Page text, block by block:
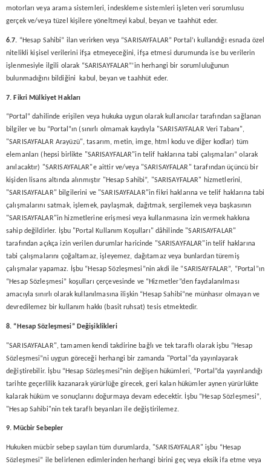
motorları veya arama sistemleri, indeskleme sistemleri işleten veri sorumlusu
gerçek ve/veya tüzel kişilere yöneltmeyi kabul, beyan ve taahhüt eder.
6.7. “Hesap Sahibi” ilan verirken veya “SARISAYFALAR” Portal’ı kullandığı esnada özel
nitelikli kişisel verilerini ifşa etmeyeceğini, ifşa etmesi durumunda ise bu verilerin
işlenmesiyle ilgili olarak “SARISAYFALAR”’in herhangi bir sorumluluğunun
bulunmadığını bildiğini kabul, beyan ve taahhüt eder.
7. Fikri Mülkiyet Hakları
“Portal” dahilinde erişilen veya hukuka uygun olarak kullanıcılar tarafından sağlanan
bilgiler ve bu “Portal”ın (sınırlı olmamak kaydıyla "SARISAYFALAR Veri Tabanı",
"SARISAYFALAR Arayüzü", tasarım, metin, imge, html kodu ve diğer kodlar) tüm
elemanları (hepsi birlikte "SARISAYFALAR"in telif haklarına tabi çalışmaları” olarak
anılacaktır) "SARISAYFALAR"e aittir ve/veya "SARISAYFALAR" tarafından üçüncü bir
kişiden lisans altında alınmıştır "Hesap Sahibi”, "SARISAYFALAR" hizmetlerini,
"SARISAYFALAR" bilgilerini ve "SARISAYFALAR"in fikri haklarına ve telif haklarına tabi
çalışmalarını satmak, işlemek, paylaşmak, dağıtmak, sergilemek veya başkasının
"SARISAYFALAR"in hizmetlerine erişmesi veya kullanmasına izin vermek hakkına
sahip değildirler. İşbu "Portal Kullanım Koşulları" dâhilinde "SARISAYFALAR"
tarafından açıkça izin verilen durumlar haricinde "SARISAYFALAR"in telif haklarına
tabi çalışmalarını çoğaltamaz, işleyemez, dağıtamaz veya bunlardan türemiş
çalışmalar yapamaz. İşbu “Hesap Sözleşmesi”nin akdi ile “SARISAYFALAR”, “Portal”ın
“Hesap Sözleşmesi” koşulları çerçevesinde ve “Hizmetler”den faydalanılması
amacıyla sınırlı olarak kullanılmasına ilişkin “Hesap Sahibi”ne münhasır olmayan ve
devredilemez bir kullanım hakkı (basit ruhsat) tesis etmektedir.
8. “Hesap Sözleşmesi” Değişiklikleri
"SARISAYFALAR", tamamen kendi takdirine bağlı ve tek taraflı olarak işbu “Hesap
Sözleşmesi”ni uygun göreceği herhangi bir zamanda "Portal"da yayınlayarak
değiştirebilir. İşbu “Hesap Sözleşmesi”nin değişen hükümleri, “Portal”da yayınlandığı
tarihte geçerlilik kazanarak yürürlüğe girecek, geri kalan hükümler aynen yürürlükte
kalarak hüküm ve sonuçlarını doğurmaya devam edecektir. İşbu “Hesap Sözleşmesi”,
"Hesap Sahibi"nin tek taraflı beyanları ile değiştirilemez.
9. Mücbir Sebepler
Hukuken mücbir sebep sayılan tüm durumlarda, "SARISAYFALAR" işbu “Hesap
Sözleşmesi” ile belirlenen edimlerinden herhangi birini geç veya eksik ifa etme veya